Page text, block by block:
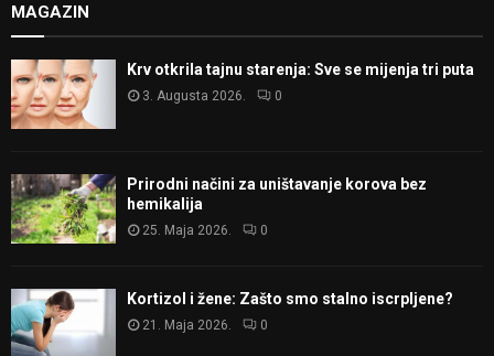
MAGAZIN
Krv otkrila tajnu starenja: Sve se mijenja tri puta
3. Augusta 2026. 0
Prirodni načini za uništavanje korova bez
hemikalija
25. Maja 2026. 0
Kortizol i žene: Zašto smo stalno iscrpljene?
21. Maja 2026. 0